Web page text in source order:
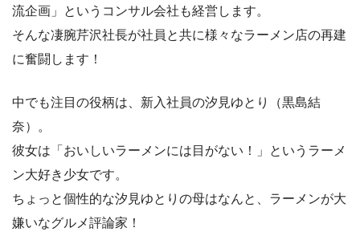
流企画」というコンサル会社も経営します。
そんな凄腕芹沢社長が社員と共に様々なラーメン店の再建
に奮闘します！
中でも注目の役柄は、新入社員の汐見ゆとり（黒島結
奈）。
彼女は「おいしいラーメンには目がない！」というラーメ
ン大好き少女です。
ちょっと個性的な汐見ゆとりの母はなんと、ラーメンが大
嫌いなグルメ評論家！